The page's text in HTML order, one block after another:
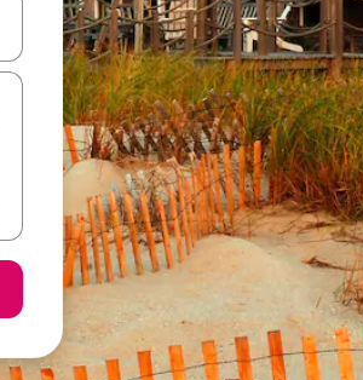
naudodami rodykles aukštyn ir žemyn arba